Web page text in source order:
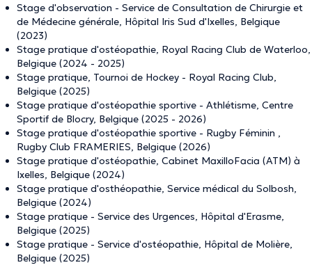
Stage d'observation - Service de Consultation de Chirurgie et
de Médecine générale, Hôpital Iris Sud d'Ixelles, Belgique
(2023)
Stage pratique d'ostéopathie, Royal Racing Club de Waterloo,
Belgique (2024 - 2025)
Stage pratique, Tournoi de Hockey - Royal Racing Club,
Belgique (2025)
Stage pratique d'ostéopathie sportive - Athlétisme, Centre
Sportif de Blocry, Belgique (2025 - 2026)
Stage pratique d'ostéopathie sportive - Rugby Féminin ,
Rugby Club FRAMERIES, Belgique (2026)
Stage pratique d'ostéopathie, Cabinet MaxilloFacia (ATM) à
Ixelles, Belgique (2024)
Stage pratique d'osthéopathie, Service médical du Solbosh,
Belgique (2024)
Stage pratique - Service des Urgences, Hôpital d'Erasme,
Belgique (2025)
Stage pratique - Service d'ostéopathie, Hôpital de Molière,
Belgique (2025)